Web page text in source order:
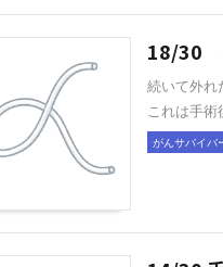
18/30
続いて外れ
これは手
がんサバイバ